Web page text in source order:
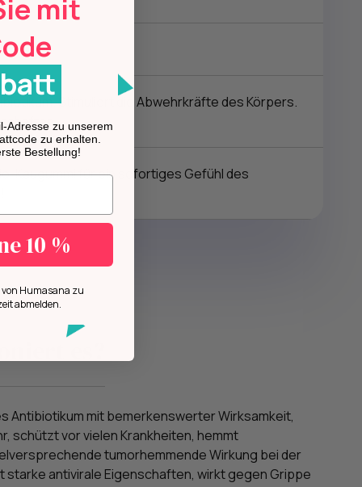
Stimuliert die Abwehrkräfte des Körpers.
Kaugummi für ein sofortiges Gefühl des
Antibiotikum mit bemerkenswerter Wirksamkeit,
schützt vor vielen Krankheiten, hemmt
tumorhemmende Wirkung bei der
starke antivirale Eigenschaften, wirkt gegen Grippe
mit
Adresse zu unserem
zu erhalten.
Bestellung!
10 %
Humasana zu
abmelden.